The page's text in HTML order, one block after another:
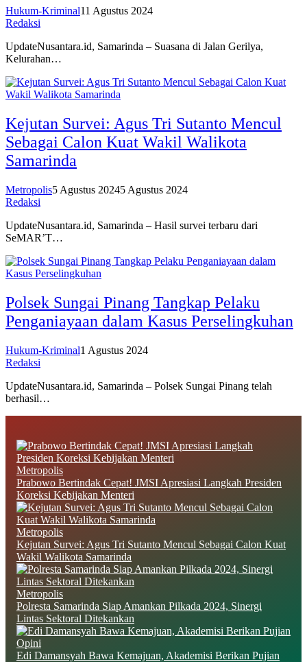
Hukum-Kriminal11 Agustus 2024
Redaksi
UpdateNusantara.id, Samarinda – Suasana di Jalan Gerilya,
Kelurahan…
Kejutan Survei: Agus Tri Sutanto Mencul
Sebagai Calon Kuat Wakil Walikota
Samarinda
Metropolis5 Agustus 20245 Agustus 2024
Redaksi
UpdateNusantara.id, Samarinda – Hasil survei terbaru dari
SeMAR’T…
Polsek Sungai Pinang Tangkap Pelaku
Penganiayaan dalam Kasus Perselingkuhan
Hukum-Kriminal1 Agustus 2024
Redaksi
UpdateNusantara.id, Samarinda – Polsek Sungai Pinang telah
berhasil…
Metropolis
Prabowo Bertindak Cepat! JMSI Apresiasi Langkah Presiden
Koreksi Kebijakan Menteri
Metropolis
Kejutan Survei: Agus Tri Sutanto Mencul Sebagai Calon Kuat
Wakil Walikota Samarinda
Metropolis
Polresta Samarinda Siap Amankan Pilkada 2024, Sinergi
Lintas Sektoral Ditekankan
Opini
Edi Damansyah Bawa Kemajuan, Akademisi Berikan Pujian